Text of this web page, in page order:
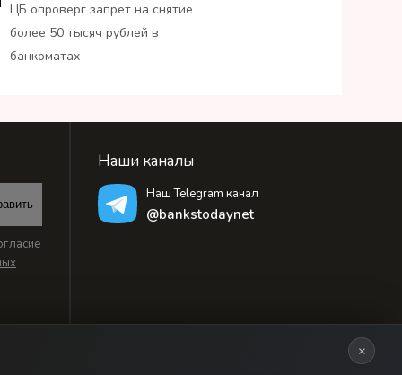
ЦБ опроверг запрет на снятие
более 50 тысяч рублей в
банкоматах
Наши каналы
Наш Telegram канал
@bankstodaynet
×